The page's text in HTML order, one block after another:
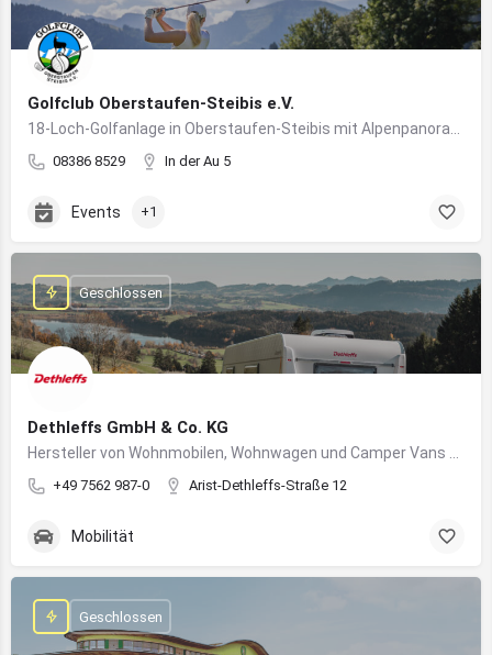
Golfclub Oberstaufen-Steibis e.V.
08386 8529 In der Au 5
Events +1
Dethleffs GmbH & Co. KG
+49 7562 987-0 Arist-Dethleffs-Straße 12
Geschlossen
Mobilität
Geschlossen